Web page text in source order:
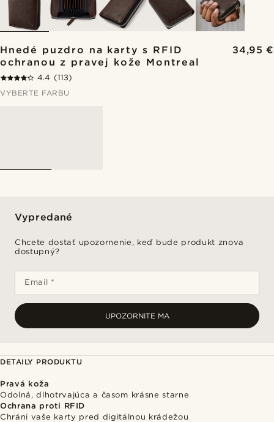
Hnedé puzdro na karty s RFID
ochranou z pravej kože Montreal
34,95 €
4.4 (113)
VYBERTE FARBU
Vypredané
Chcete dostať upozornenie, keď bude produkt znova
dostupný?
Email *
UPOZORNITE MA
DETAILY PRODUKTU
Pravá koža
Odolná, dlhotrvajúca a časom krásne starne
Ochrana proti RFID
Chráni vaše karty pred digitálnou krádežou